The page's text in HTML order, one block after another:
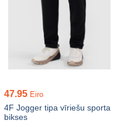
47.95 Eiro
4F Jogger tipa vīriešu sporta
bikses